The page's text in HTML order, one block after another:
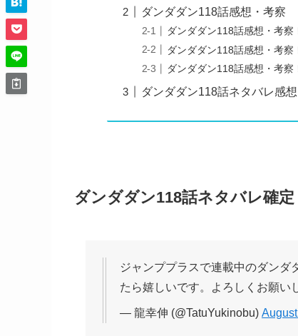
ダンダダン118話感想・考察
ダンダダン118話感想・考
ダンダダン118話感想・考
ダンダダン118話感想・考
ダンダダン118話ネタバレ感
ダンダダン118話ネタバレ確定
ジャンププラスで連載中のダンダ
たら嬉しいです。よろしくお願い
— 龍幸伸 (@TatuYukinobu)